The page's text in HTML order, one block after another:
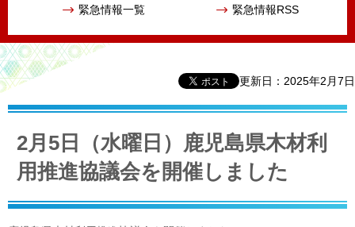
緊急情報一覧 緊急情報RSS
更新日：2025年2月7日
2月5日（水曜日）鹿児島県木材利
用推進協議会を開催しました